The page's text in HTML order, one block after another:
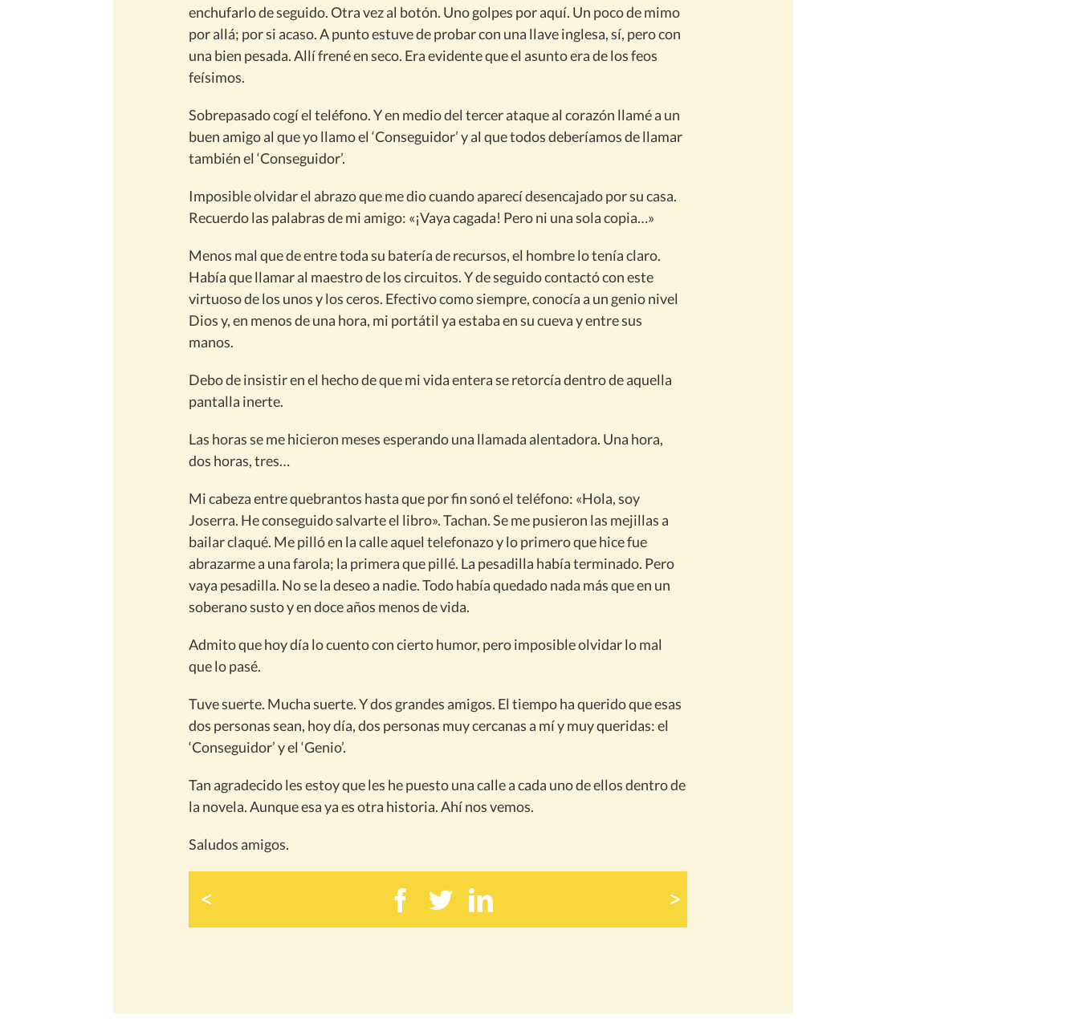
enchufarlo de seguido. Otra vez al botón. Uno golpes por aquí. Un poco de mimo
por allá; por si acaso. A punto estuve de probar con una llave inglesa, sí, pero con
una bien pesada. Allí frené en seco. Era evidente que el asunto era de los feos
feísimos.
Sobrepasado cogí el teléfono. Y en medio del tercer ataque al corazón llamé a un
buen amigo al que yo llamo el ‘Conseguidor’ y al que todos deberíamos de llamar
también el ‘Conseguidor’.
Imposible olvidar el abrazo que me dio cuando aparecí desencajado por su casa.
Recuerdo las palabras de mi amigo: «¡Vaya cagada! Pero ni una sola copia…»
Menos mal que de entre toda su batería de recursos, el hombre lo tenía claro.
Había que llamar al maestro de los circuitos. Y de seguido contactó con este
virtuoso de los unos y los ceros. Efectivo como siempre, conocía a un genio nivel
Dios y, en menos de una hora, mi portátil ya estaba en su cueva y entre sus
manos.
Debo de insistir en el hecho de que mi vida entera se retorcía dentro de aquella
pantalla inerte.
Las horas se me hicieron meses esperando una llamada alentadora. Una hora,
dos horas, tres…
Mi cabeza entre quebrantos hasta que por fin sonó el teléfono: «Hola, soy
Joserra. He conseguido salvarte el libro». Tachan. Se me pusieron las mejillas a
bailar claqué. Me pilló en la calle aquel telefonazo y lo primero que hice fue
abrazarme a una farola; la primera que pillé. La pesadilla había terminado. Pero
vaya pesadilla. No se la deseo a nadie. Todo había quedado nada más que en un
soberano susto y en doce años menos de vida.
Admito que hoy día lo cuento con cierto humor, pero imposible olvidar lo mal
que lo pasé.
Tuve suerte. Mucha suerte. Y dos grandes amigos. El tiempo ha querido que esas
dos personas sean, hoy día, dos personas muy cercanas a mí y muy queridas: el
‘Conseguidor’ y el ‘Genio’.
Tan agradecido les estoy que les he puesto una calle a cada uno de ellos dentro de
la novela. Aunque esa ya es otra historia. Ahí nos vemos.
Saludos amigos.
< Facebook
TwitterLinkedIn >